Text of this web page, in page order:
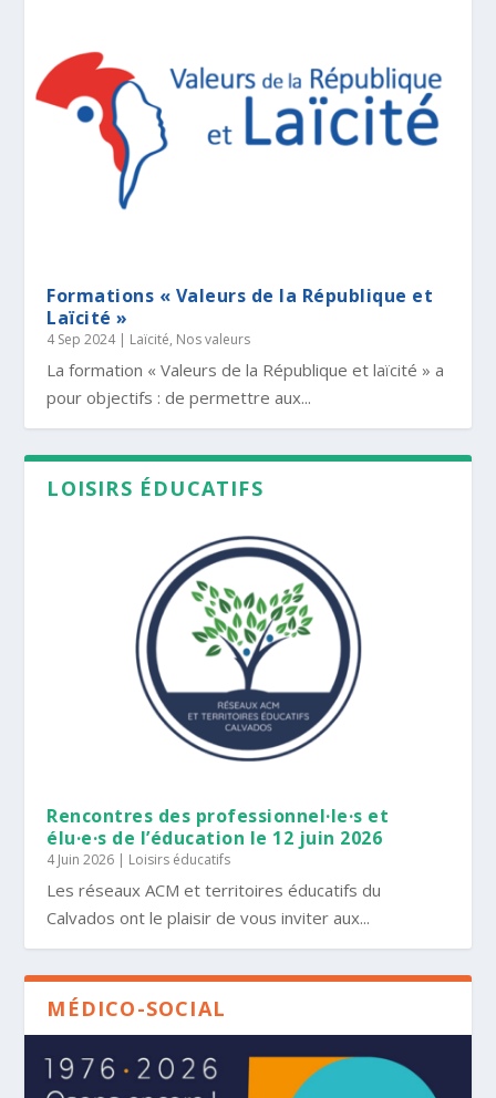
Formations « Valeurs de la République et
Laïcité »
4 Sep 2024| Laïcité, Nos valeurs
La formation « Valeurs de la République et laïcité » a
pour objectifs : de permettre aux...
LOISIRS ÉDUCATIFS
Rencontres des professionnel·le·s et
élu·e·s de l’éducation le 12 juin 2026
4 Juin 2026 | Loisirs éducatifs
Les réseaux ACM et territoires éducatifs du
Calvados ont le plaisir de vous inviter aux...
MÉDICO-SOCIAL